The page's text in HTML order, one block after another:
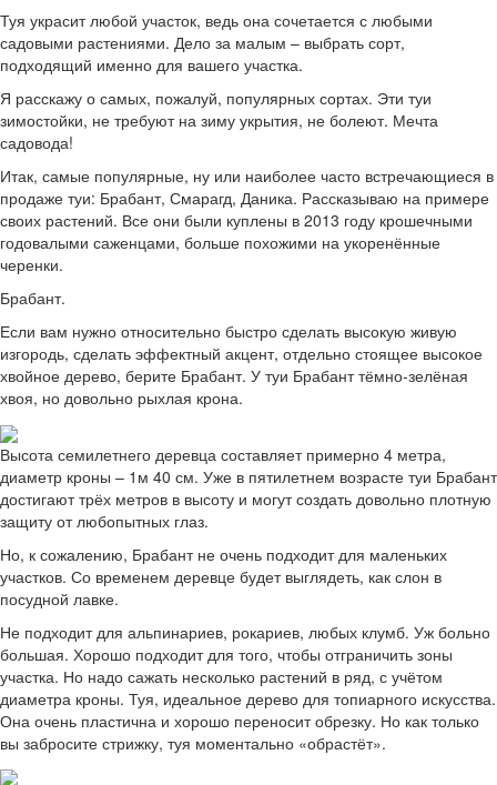
Туя украсит любой участок, ведь она сочетается с любыми
садовыми растениями. Дело за малым – выбрать сорт,
подходящий именно для вашего участка.
Я расскажу о самых, пожалуй, популярных сортах. Эти туи
зимостойки, не требуют на зиму укрытия, не болеют. Мечта
садовода!
Итак, самые популярные, ну или наиболее часто встречающиеся в
продаже туи: Брабант, Смарагд, Даника. Рассказываю на примере
своих растений. Все они были куплены в 2013 году крошечными
годовалыми саженцами, больше похожими на укоренённые
черенки.
Брабант.
Если вам нужно относительно быстро сделать высокую живую
изгородь, сделать эффектный акцент, отдельно стоящее высокое
хвойное дерево, берите Брабант. У туи Брабант тёмно-зелёная
хвоя, но довольно рыхлая крона.
Высота семилетнего деревца составляет примерно 4 метра,
диаметр кроны – 1м 40 см. Уже в пятилетнем возрасте туи Брабант
достигают трёх метров в высоту и могут создать довольно плотную
защиту от любопытных глаз.
Но, к сожалению, Брабант не очень подходит для маленьких
участков. Со временем деревце будет выглядеть, как слон в
посудной лавке.
Не подходит для альпинариев, рокариев, любых клумб. Уж больно
большая. Хорошо подходит для того, чтобы отграничить зоны
участка. Но надо сажать несколько растений в ряд, с учётом
диаметра кроны. Туя, идеальное дерево для топиарного искусства.
Она очень пластична и хорошо переносит обрезку. Но как только
вы забросите стрижку, туя моментально «обрастёт».